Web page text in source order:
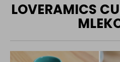
LOVERAMICS